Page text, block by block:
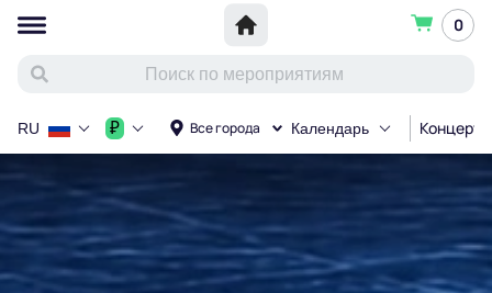
0
Все города Календарь Концерт
RU ₽